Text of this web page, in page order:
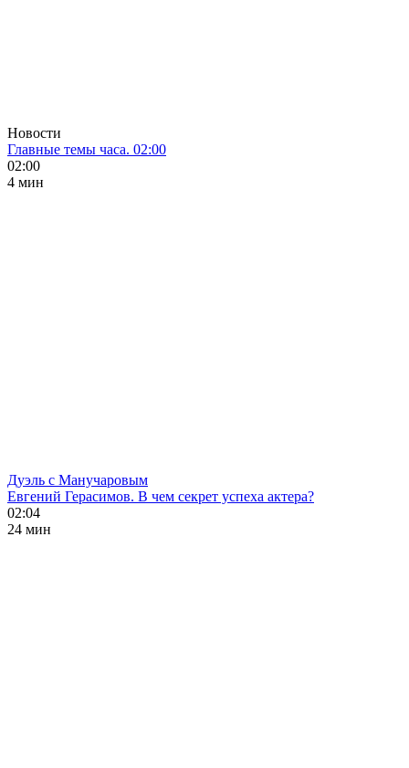
Новости
Главные темы часа. 02:00
02:00
4 мин
Дуэль с Манучаровым
Евгений Герасимов. В чем секрет успеха актера?
02:04
24 мин